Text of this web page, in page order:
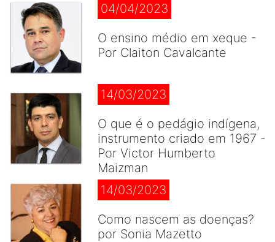
04/04/2023
O ensino médio em xeque -
Por Claiton Cavalcante
14/03/2023
O que é o pedágio indígena,
instrumento criado em 1967 -
Por Victor Humberto
Maizman
14/03/2023
Como nascem as doenças?
por Sonia Mazetto